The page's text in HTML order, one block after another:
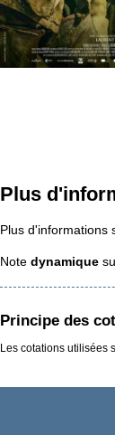
Plus
Plus d'informations
Notedynamique
Principe des
Les cotations utilisées